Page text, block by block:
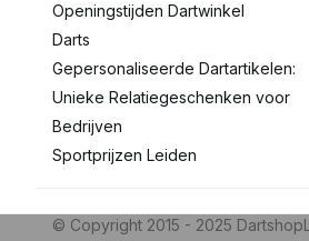
Openingstijden Dartwinkel
Darts
Gepersonaliseerde Dartartikelen:
Unieke Relatiegeschenken voor
Bedrijven
Sportprijzen Leiden